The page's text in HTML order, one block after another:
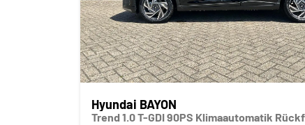
Hyundai BAYON